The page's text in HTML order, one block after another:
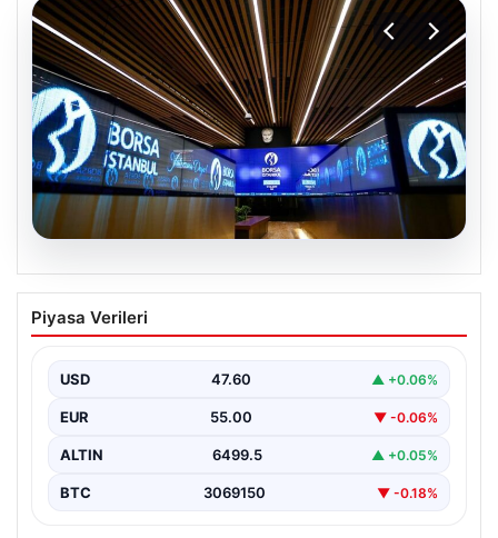
05.08.2026
Yatırım araçlarının haftalık performansı
nasıl oldu?
Piyasa Verileri
USD 47.60 ▲ +0.06%
EUR 55.00 ▼ -0.06%
ALTIN 6499.5 ▲ +0.05%
BTC 3069150 ▼ -0.18%